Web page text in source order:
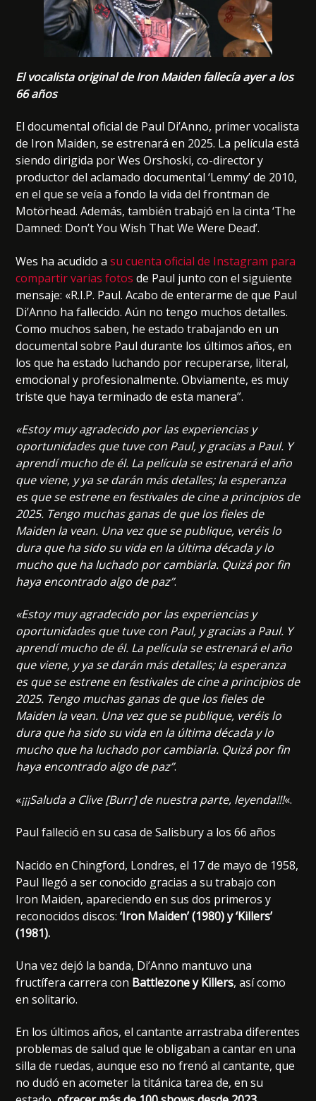
El vocalista original de Iron Maiden fallecía ayer a los
66 años
El documental oficial de Paul Di’Anno, primer vocalista
de Iron Maiden, se estrenará en 2025. La película está
siendo dirigida por Wes Orshoski, co-director y
productor del aclamado documental ‘Lemmy’ de 2010,
en el que se veía a fondo la vida del frontman de
Motörhead. Además, también trabajó en la cinta ‘The
Damned: Don’t You Wish That We Were Dead’.
Wes ha acudido asu cuenta oficial de Instagram para
compartir varias fotosde Paul junto con el siguiente
mensaje: «R.I.P. Paul. Acabo de enterarme de que Paul
Di’Anno ha fallecido. Aún no tengo muchos detalles.
Como muchos saben, he estado trabajando en un
documental sobre Paul durante los últimos años, en
los que ha estado luchando por recuperarse, literal,
emocional y profesionalmente. Obviamente, es muy
triste que haya terminado de esta manera”.
«Estoy muy agradecido por las experiencias y
oportunidades que tuve con Paul, y gracias a Paul. Y
aprendí mucho de él. La película se estrenará el año
que viene, y ya se darán más detalles; la esperanza
es que se estrene en festivales de cine a principios de
2025. Tengo muchas ganas de que los fieles de
Maiden la vean. Una vez que se publique, veréis lo
dura que ha sido su vida en la última década y lo
mucho que ha luchado por cambiarla. Quizá por fin
haya encontrado algo de paz”.
«Estoy muy agradecido por las experiencias y
oportunidades que tuve con Paul, y gracias a Paul. Y
aprendí mucho de él. La película se estrenará el año
que viene, y ya se darán más detalles; la esperanza
es que se estrene en festivales de cine a principios de
2025. Tengo muchas ganas de que los fieles de
Maiden la vean. Una vez que se publique, veréis lo
dura que ha sido su vida en la última década y lo
mucho que ha luchado por cambiarla. Quizá por fin
haya encontrado algo de paz”.
«¡¡¡Saluda a Clive [Burr] de nuestra parte, leyenda!!!«.
Paul falleció en su casa de Salisbury a los 66 años
Nacido en Chingford, Londres, el 17 de mayo de 1958,
Paul llegó a ser conocido gracias a su trabajo con
Iron Maiden, apareciendo en sus dos primeros y
reconocidos discos: ‘Iron Maiden’ (1980) y ‘Killers’
(1981).
Una vez dejó la banda, Di’Anno mantuvo una
fructífera carrera con Battlezone y Killers, así como
en solitario.
En los últimos años, el cantante arrastraba diferentes
problemas de salud que le obligaban a cantar en una
silla de ruedas, aunque eso no frenó al cantante, que
no dudó en acometer la titánica tarea de, en su